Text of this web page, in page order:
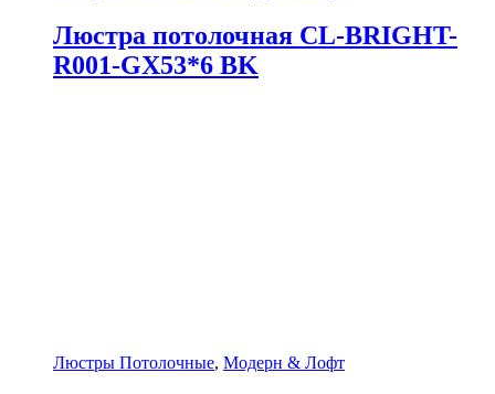
Люстра потолочная CL-BRIGHT-
R001-GX53*6 BK
Люстры Потолочные, Модерн & Лофт